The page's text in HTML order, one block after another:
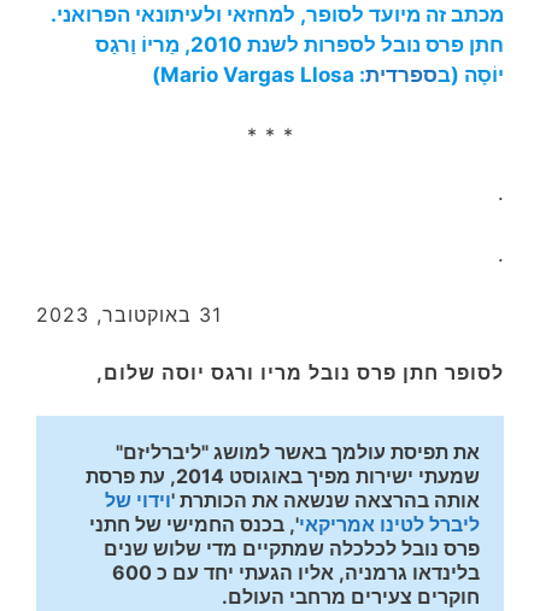
מכתב זה מיועד לסופר, למחזאי ולעיתונאי הפרואני.
חתן פרס נובל לספרות לשנת 2010, מַריוֹ וַרגַס
יוֹסָה (בספרדית: Mario Vargas Llosa)
* * *
.
.
לסופר חתן פרס נובל מריו ורגס יוסה שלום,
אותה בהרצאה שנשאה את הכותרת '
ליברל לטינו אמריקאי
חוקרים צעירים מרחבי העולם.